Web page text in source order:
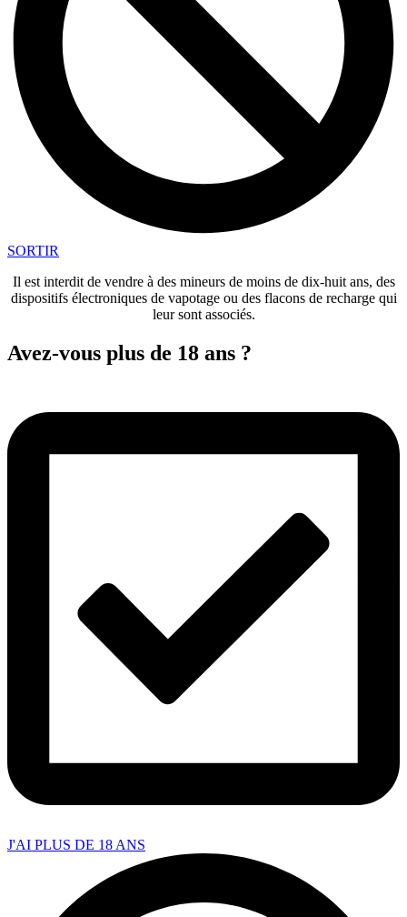
SORTIR
Il est interdit de vendre à des mineurs de moins de dix-huit ans, des
dispositifs électroniques de vapotage ou des flacons de recharge qui
leur sont associés.
Avez-vous plus de 18 ans ?
J'AI PLUS DE 18 ANS